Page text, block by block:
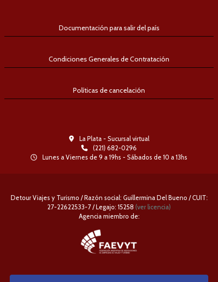
Documentación para salir del país
Condiciones Generales de Contratación
Políticas de cancelación
La Plata - Sucursal virtual
(221) 682-0296
Lunes a Viernes de 9 a 19hs - Sábados de 10 a 13hs
Detour Viajes y Turismo / Razón social: Guillermina Del Bueno / CUIT:
27-22622533-7 / Legajo: 15258 (ver licencia)
Agencia miembro de: